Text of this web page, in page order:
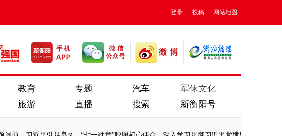
登录 投稿 网站地图
教育 专题 汽车
军休文化
旅游 直播 搜索 新衡阳号